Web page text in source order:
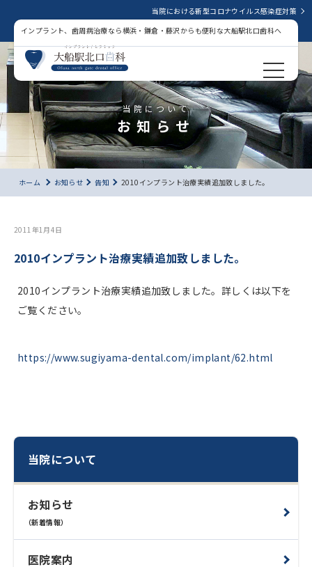
当院における新型コロナウイルス感染症対策
インプラント、歯周病治療なら横浜・鎌倉・藤沢からも便利な大船駅北口歯科へ
当院について
お知らせ
ホーム お知らせ 告知 2010インプラント治療実績追加致しました。
当院について
お知らせ
（新着情報）
医院案内
2011年1月4日
2010インプラント治療実績追加致しました。
2010インプラント治療実績追加致しました。詳しくは以下を
ご覧ください。
https://www.sugiyama-dental.com/implant/62.html